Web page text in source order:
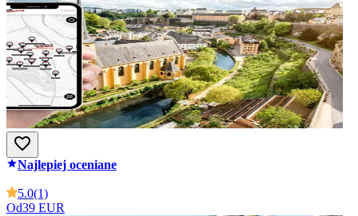
Najlepiej oceniane
5.0(1)
Od39 EUR